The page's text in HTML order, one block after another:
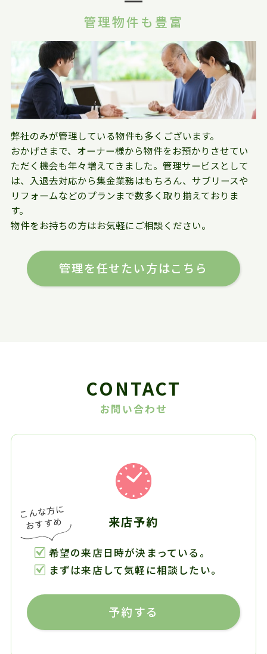
管理物件も豊富
弊社のみが管理している物件も多くございます。
おかげさまで、オーナー様から物件をお預かりさせてい
ただく機会も年々増えてきました。管理サービスとして
は、入退去対応から集金業務はもちろん、サブリースや
リフォームなどのプランまで数多く取り揃えておりま
す。
物件をお持ちの方はお気軽にご相談ください。
管理を任せたい方はこちら
CONTACT
お問い合わせ
来店予約
希望の来店日時が決まっている。
まずは来店して気軽に相談したい。
予約する